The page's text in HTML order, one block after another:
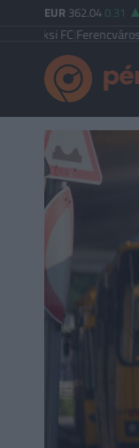
EUR 362.04 0.31
Ferencváros0-0